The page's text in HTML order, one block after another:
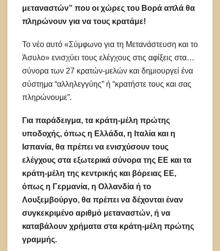
μεταναστών” που οι χώρες του Βορά απλά θα
πληρώνουν για να τους κρατάμε!
Το νέο αυτό «Σύμφωνο για τη Μετανάστευση και το
Άσυλο» ενισχύει τους ελέγχους στις αφίξεις στα…
σύνορα των 27 κρατών-μελών και δημιουργεί ένα
σύστημα “αλληλεγγύης” ή “κρατήστε τους και σας
πληρώνουμε”.
Για παράδειγμα, τα κράτη-μέλη πρώτης
υποδοχής, όπως η Ελλάδα, η Ιταλία και η
Ισπανία, θα πρέπει να ενισχύσουν τους
ελέγχους στα εξωτερικά σύνορα της ΕΕ και τα
κράτη-μέλη της κεντρικής και βόρειας ΕΕ,
όπως η Γερμανία, η Ολλανδία ή το
Λουξεμβούργο, θα πρέπει να δέχονται έναν
συγκεκριμένο αριθμό μεταναστών, ή να
καταβάλουν χρήματα στα κράτη-μέλη πρώτης
γραμμής.